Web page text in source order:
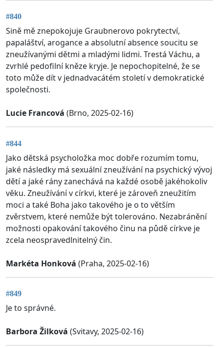
#840
Sině mě znepokojuje Graubnerovo pokrytectví,
papaláštví, arogance a absolutní absence soucitu se
zneužívanými dětmi a mladými lidmi. Trestá Váchu, a
zvrhlé pedofilní kněze kryje. Je nepochopitelné, že se
toto může dít v jednadvacátém století v demokratické
společnosti.
Lucie Francová (Brno, 2025-02-16)
#844
Jako dětská psycholožka moc dobře rozumím tomu,
jaké následky má sexuální zneužívání na psychický vývoj
dětí a jaké rány zanechává na každé osobě jakéhokoliv
věku. Zneužívání v církvi, které je zároveň zneužitím
moci a také Boha jako takového je o to větším
zvěrstvem, které nemůže být tolerováno. Nezabránění
možnosti opakování takového činu na půdě církve je
zcela neospravedlnitelný čin.
Markéta Honková (Praha, 2025-02-16)
#849
Je to správné.
Barbora Žilková (Svitavy, 2025-02-16)